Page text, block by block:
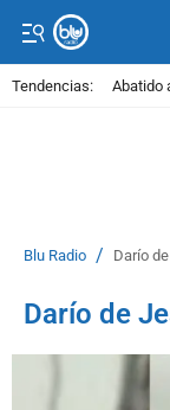
Tendencias: Abatido
Blu Radio / Darío
Darío de